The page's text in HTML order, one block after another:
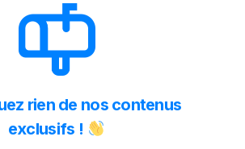
rien de nos contenus
exclusifs !